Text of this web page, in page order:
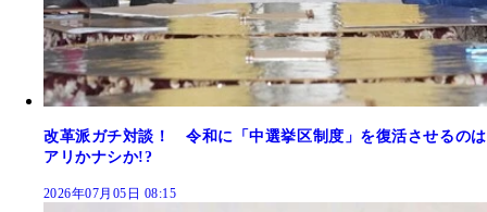
改革派ガチ対談！ 令和に「中選挙区制度」を復活させるのは
アリかナシか!?
2026年07月05日 08:15